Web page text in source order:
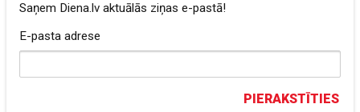
Saņem Diena.lv aktuālās ziņas e-pastā!
E-pasta adrese
PIERAKSTĪTIES